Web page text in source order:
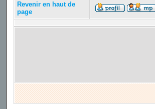
Revenir en haut de
page